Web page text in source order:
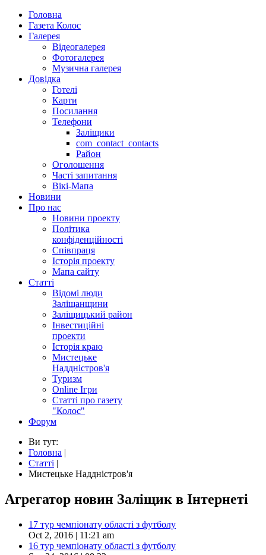
Головна
Газета Колос
Галерея
Відеогалерея
Фотогалерея
Музична галерея
Довідка
Готелі
Карти
Посилання
Телефони
Заліщики
com_contact_contacts
Район
Оголошення
Часті запитання
Вікі-Мапа
Новини
Про нас
Новини проекту
Політика
конфіденційності
Співпраця
Історія проекту
Мапа сайту
Статті
Відомі люди
Заліщанщини
Заліщицький район
Інвестиційні
проекти
Історія краю
Мистецьке
Наддністров'я
Туризм
Online Ігри
Статті про газету
"Колос"
Форум
Ви тут:
Головна |
Статті |
Мистецьке Наддністров'я
Агрегатор новин Заліщик в Інтернеті
17 тур чемпіонату області з футболу
Oct 2, 2016 | 11:21 am
16 тур чемпіонату області з футболу